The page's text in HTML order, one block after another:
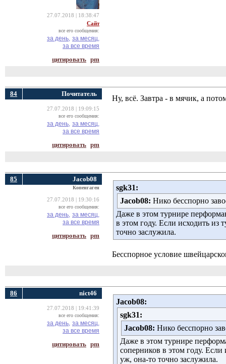
27.07.2018 | 18:38:47
Сайт
все его сообщения:
за день, за месяц,
за все время
цитировать pm
84 Почитатель
27.07.2018 | 19:09:15
все его сообщения:
за день, за месяц,
за все время
цитировать pm
Ну, всё. Завтра - в мячик, а
85 Jacob08
Копенгаген
27.07.2018 | 19:30:16
все его сообщения:
за день, за месяц,
за все время
цитировать pm
sgk31:
Jacob08: Нико бесспорно
Даже в этом турнире
в этом году. Если исходить из
точно заслужила.
Бесспорное условие
86 nict46
27.07.2018 | 19:41:39
все его сообщения:
за день, за месяц,
за все время
цитировать pm
Jacob08:
sgk31:
Jacob08: Нико бесспорно
Даже в этом турнире
соперников в этом году.
уж, она-то точно заслужила.